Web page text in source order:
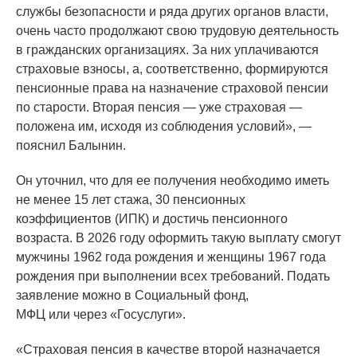
службы безопасности и ряда других органов власти,
очень часто продолжают свою трудовую деятельность
в гражданских организациях. За них уплачиваются
страховые взносы, а, соответственно, формируются
пенсионные права на назначение страховой пенсии
по старости. Вторая пенсия — уже страховая —
положена им, исходя из соблюдения условий», —
пояснил Балынин.
Он уточнил, что для ее получения необходимо иметь
не менее 15 лет стажа, 30 пенсионных
коэффициентов (ИПК) и достичь пенсионного
возраста. В 2026 году оформить такую выплату смогут
мужчины 1962 года рождения и женщины 1967 года
рождения при выполнении всех требований. Подать
заявление можно в Социальный фонд,
МФЦ или через «Госуслуги».
«Страховая пенсия в качестве второй назначается